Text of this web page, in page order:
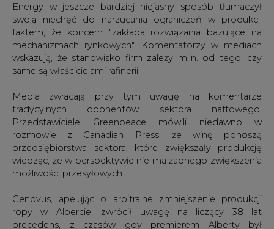
Energy w jeszcze bardziej niejasny sposób tłumaczył
swoją niechęć do narzucania ograniczeń w produkcji
faktem, że koncern "zakłada rozwiązania bazujące na
mechanizmach rynkowych". Komentatorzy w mediach
wskazują, że stanowisko firm zależy m.in. od tego, czy
same są właścicielami rafinerii.
Media zwracają przy tym uwagę na komentarze
tradycyjnych oponentów sektora naftowego.
Przedstawiciele Greenpeace mówili niedawno w
rozmowie z Canadian Press, że winę ponoszą
przedsiębiorstwa sektora, które zwiększały produkcję
wiedząc, że w perspektywie nie ma żadnego zwiększenia
możliwości przesyłowych.
Cenovus, apelując o arbitralne zmniejszenie produkcji
ropy w Albercie, zwrócił uwagę na liczący 38 lat
precedens, z czasów gdy premierem Alberty był